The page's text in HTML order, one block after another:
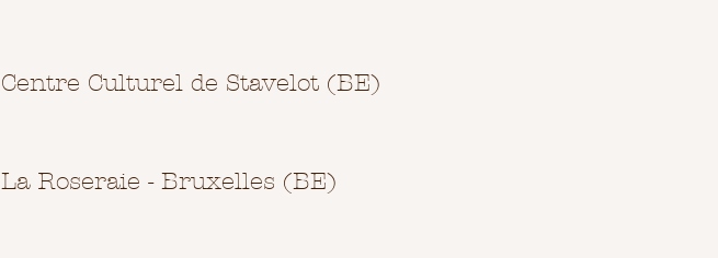
Centre Culturel de Stavelot (BE)
La Roseraie - Bruxelles (BE)